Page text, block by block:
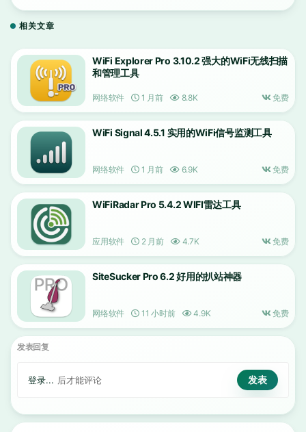
相关文章
WiFi Explorer Pro 3.10.2 强大的WiFi无线扫描
和管理工具
网络软件 1 月前 8.8K 免费
WiFi Signal 4.5.1 实用的WiFi信号监测工具
网络软件 1 月前 6.9K 免费
WiFiRadar Pro 5.4.2 WIFI雷达工具
应用软件 2 月前 4.7K 免费
SiteSucker Pro 6.2 好用的扒站神器
网络软件 11 小时前 4.9K 免费
发表回复
登录... 后才能评论